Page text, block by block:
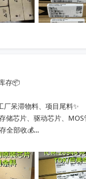
存📦
呆滞物料、项目尾料✨
储芯片、驱动芯片、
全部收💰
过期呆滞物料均可处理
无套路，现款现结不压款